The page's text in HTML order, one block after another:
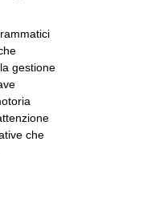
gestione
che